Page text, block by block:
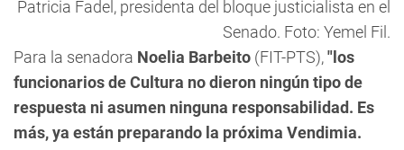
Patricia Fadel, presidenta del bloque justicialista en el
Senado. Foto: Yemel Fil.
Para la senadora Noelia Barbeito (FIT-PTS),"los
funcionarios de Cultura no dieron ningún tipo de
respuesta ni asumen ninguna responsabilidad. Es
más, ya están preparando la próxima Vendimia.